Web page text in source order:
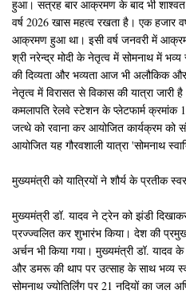
हुआ। सत्रह बार आक्रमण के बाद भी शाश्वत
वर्ष 2026 खास महत्व रखता है। एक हजार
आक्रमण हुआ था। इसी वर्ष जनवरी में
श्री नरेन्द्र मोदी के नेतृत्व में सोमनाथ में भव्य
की दिव्यता और भव्यता आज भी अलौकिक और
नेतृत्व में विरासत से विकास की यात्रा जारी
कमलापति रेलवे स्टेशन के प्लेटफार्म क्रमांक
जत्थे को रवाना कर आयोजित कार्यक्रम को
आयोजित यह गौरवशाली यात्रा 'सोमनाथ
मुख्यमंत्री को यात्रियों ने शौर्य के प्रतीक
मुख्यमंत्री डॉ. यादव ने ट्रेन को झंडी
प्रज्ज्वलित कर शुभारंभ किया। देश की
अर्चन भी किया गया। मुख्यमंत्री डॉ. यादव
और डमरू की थाप पर उत्साह के साथ भव्य
सोमनाथ ज्योतिर्लिंग पर 21 नदियों का जल